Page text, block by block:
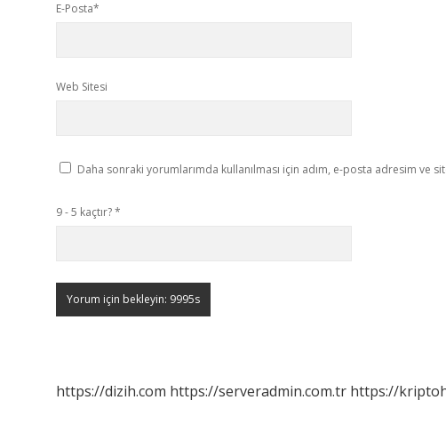
E-Posta*
Web Sitesi
Daha sonraki yorumlarımda kullanılması için adım, e-posta adresim ve
9 - 5 kaçtır?*
https://dizih.com https://serveradmin.com.tr https://